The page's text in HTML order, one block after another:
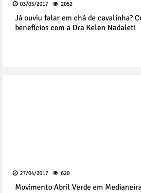
03/05/2017 2052
Já ouviu falar em chá de cavalinha?
benefícios com a Dra Kelen Nadaleti
27/04/2017 620
Movimento Abril Verde em